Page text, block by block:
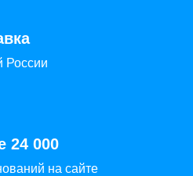
России
24 000
на сайте